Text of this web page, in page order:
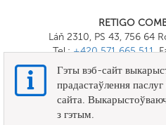
RETIGO
Láň 2310, PS 43, 756 64
Tel.:+420 571 665 511,
E-mail:
Гэты вэб-сайт
прадастаўлення паслуг
сайта.
з гэтым.